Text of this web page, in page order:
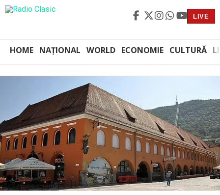
LIVE
HOME NAȚIONAL WORLD ECONOMIE CULTURĂ